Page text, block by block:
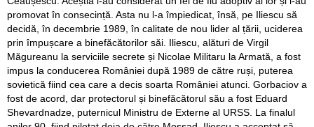
promovat în consecință. Asta nu l-a împiedicat, însă, pe Iliescu să
decidă, în decembrie 1989, în calitate de nou lider al țării, uciderea
prin împușcare a binefăcătorilor săi. Iliescu, alături de Virgil
Măgureanu la serviciile secrete și Nicolae Militaru la Armată, a fost
impus la conducerea României după 1989 de către ruși, puterea
sovietică fiind cea care a decis soarta României atunci. Gorbaciov a
fost de acord, dar protectorul și binefăcătorul său a fost Eduard
Shevardnadze, puternicul Ministru de Externe al URSS. La finalul